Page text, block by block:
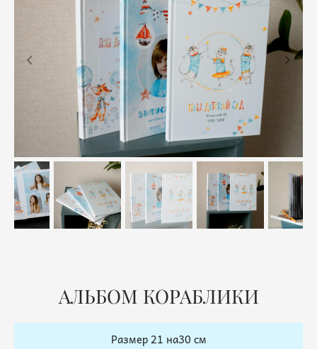
АЛЬБОМ КОРАБЛИКИ
Размер 21 на30 см